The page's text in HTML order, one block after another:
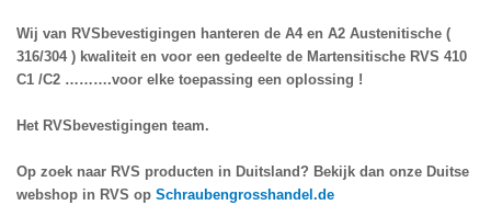
Wij van RVSbevestigingen hanteren de A4 en A2 Austenitische (
316/304 ) kwaliteit en voor een gedeelte de Martensitische RVS 410
C1 /C2 ……….voor elke toepassing een oplossing !
Het RVSbevestigingen team.
Op zoek naar RVS producten in Duitsland? Bekijk dan onze Duitse
webshop in RVS op Schraubengrosshandel.de